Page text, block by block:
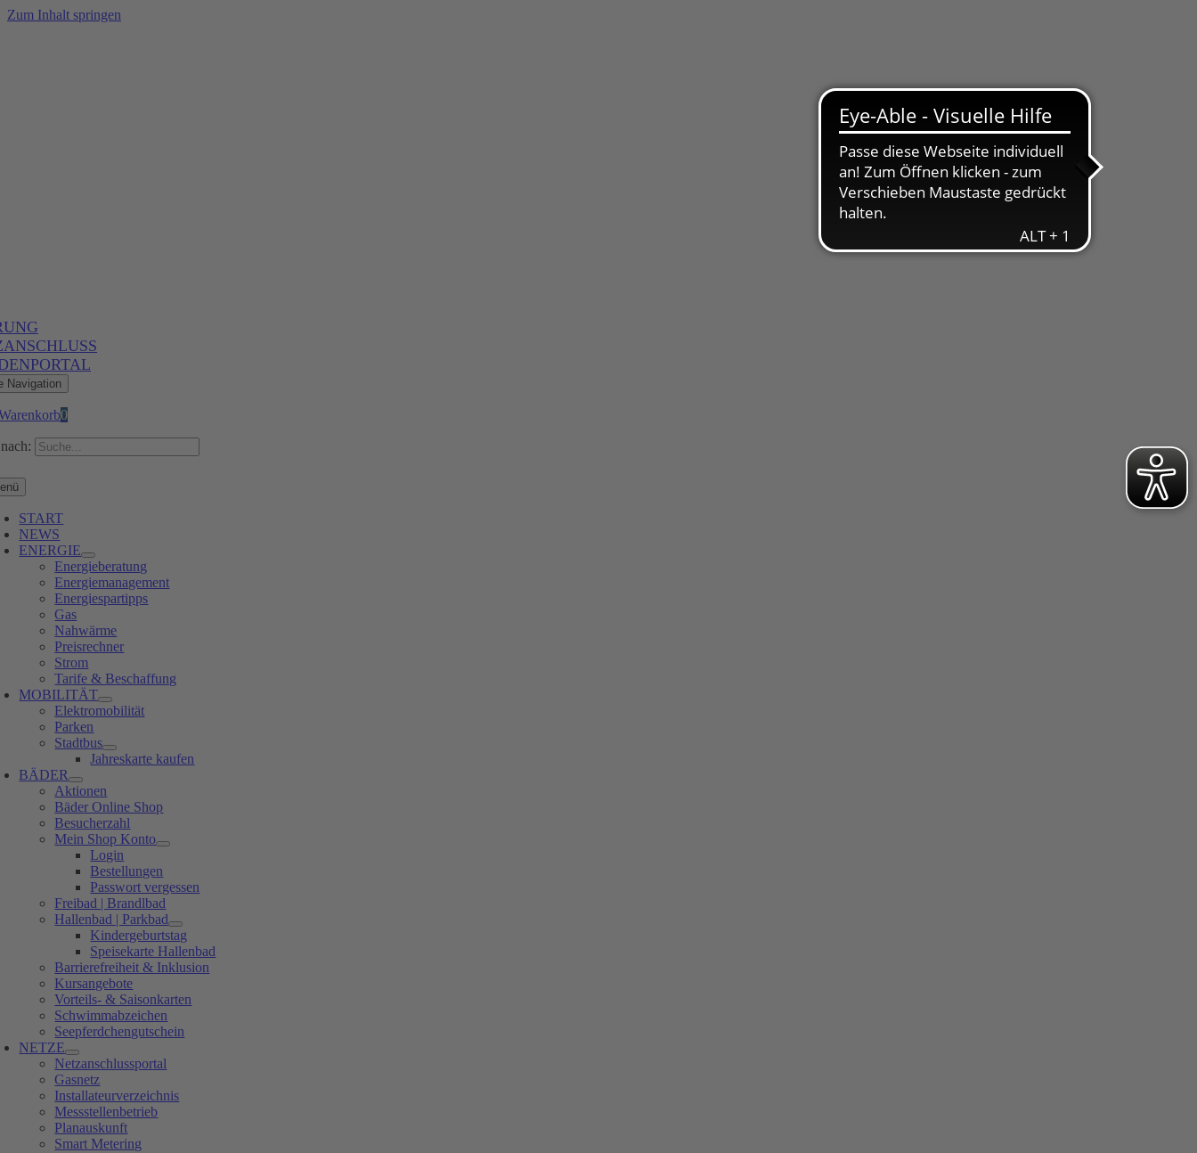
Zum Inhalt springen
Navigation
0
START
NEWS
ENERGIE
Energieberatung
Energiemanagement
Energiespartipps
Gas
Nahwärme
Preisrechner
Strom
Tarife & Beschaffung
MOBILITÄT
Elektromobilität
Parken
Stadtbus
Jahreskarte kaufen
BÄDER
Aktionen
Bäder Online Shop
Besucherzahl
Mein Shop Konto
Login
Bestellungen
Passwort vergessen
Freibad | Brandlbad
Hallenbad | Parkbad
Kindergeburtstag
Speisekarte Hallenbad
Barrierefreiheit & Inklusion
Kursangebote
Vorteils- & Saisonkarten
Schwimmabzeichen
Seepferdchengutschein
NETZE
Netzanschlussportal
Gasnetz
Installateurverzeichnis
Messstellenbetrieb
Planauskunft
Smart Metering